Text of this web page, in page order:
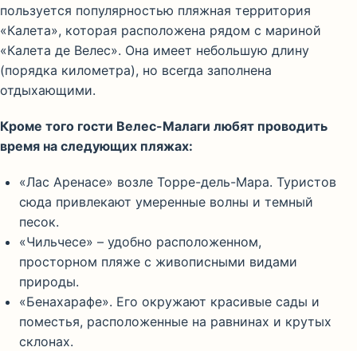
пользуется популярностью пляжная территория
«Калета», которая расположена рядом с мариной
«Калета де Велес». Она имеет небольшую длину
(порядка километра), но всегда заполнена
отдыхающими.
Кроме того гости Велес-Малаги любят проводить
время на следующих пляжах:
«Лас Аренасе» возле Торре-дель-Мара. Туристов
сюда привлекают умеренные волны и темный
песок.
«Чильчесе» – удобно расположенном,
просторном пляже с живописными видами
природы.
«Бенахарафе». Его окружают красивые сады и
поместья, расположенные на равнинах и крутых
склонах.